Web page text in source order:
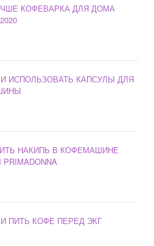
КОФЕВАРКА ДЛЯ ДОМА
ИСПОЛЬЗОВАТЬ КАПСУЛЫ ДЛЯ
НАКИПЬ В КОФЕМАШИНЕ
PRIMADONNA
ПИТЬ КОФЕ ПЕРЕД ЭКГ